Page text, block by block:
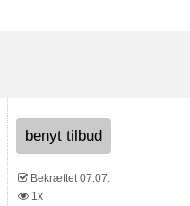
benyt tilbud
Bekræftet 07.07.
1x